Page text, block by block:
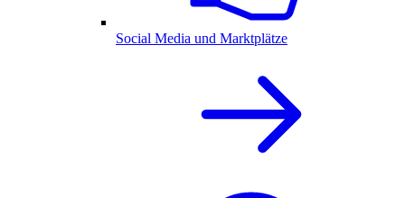
Social Media und Marktplätze